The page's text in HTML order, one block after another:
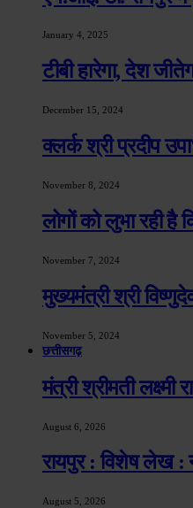
January 4, 2025
टीबी हारेगा, देश
December 15, 2024
क्लर्क श्री प्रदीप
November 8, 2024
लोगों को लुभा रही है
November 7, 2024
मुख्यमंत्री श्री
November 5, 2024
छत्तीसगढ़
मंत्री श्रीमती
August 6, 2026
रायपुर : विशेष लेख :
August 5, 2026